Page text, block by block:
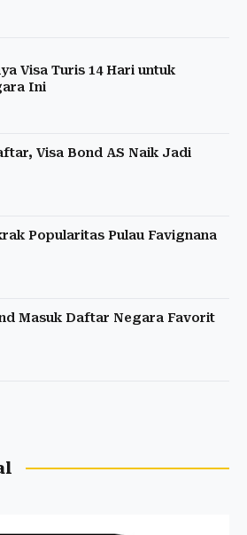
Visa Turis 14 Hari untuk
Ini
Visa Bond AS Naik Jadi
Popularitas Pulau Favignana
Masuk Daftar Negara Favorit